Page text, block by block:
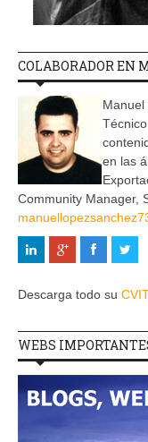
COLABORADOR EN
Manuel
en las
Community Manager,
Descarga todo su
WEBS